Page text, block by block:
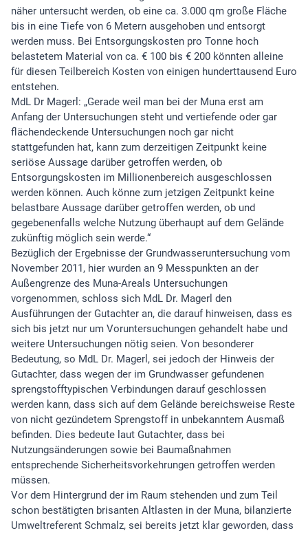
näher untersucht werden, ob eine ca. 3.000 qm große Fläche
bis in eine Tiefe von 6 Metern ausgehoben und entsorgt
werden muss. Bei Entsorgungskosten pro Tonne hoch
belastetem Material von ca. € 100 bis € 200 könnten alleine
für diesen Teilbereich Kosten von einigen hunderttausend Euro
entstehen.
MdL Dr Magerl: „Gerade weil man bei der Muna erst am
Anfang der Untersuchungen steht und vertiefende oder gar
flächendeckende Untersuchungen noch gar nicht
stattgefunden hat, kann zum derzeitigen Zeitpunkt keine
seriöse Aussage darüber getroffen werden, ob
Entsorgungskosten im Millionenbereich ausgeschlossen
werden können. Auch könne zum jetzigen Zeitpunkt keine
belastbare Aussage darüber getroffen werden, ob und
gegebenenfalls welche Nutzung überhaupt auf dem Gelände
zukünftig möglich sein werde.“
Bezüglich der Ergebnisse der Grundwasseruntersuchung vom
November 2011, hier wurden an 9 Messpunkten an der
Außengrenze des Muna-Areals Untersuchungen
vorgenommen, schloss sich MdL Dr. Magerl den
Ausführungen der Gutachter an, die darauf hinweisen, dass es
sich bis jetzt nur um Voruntersuchungen gehandelt habe und
weitere Untersuchungen nötig seien. Von besonderer
Bedeutung, so MdL Dr. Magerl, sei jedoch der Hinweis der
Gutachter, dass wegen der im Grundwasser gefundenen
sprengstofftypischen Verbindungen darauf geschlossen
werden kann, dass sich auf dem Gelände bereichsweise Reste
von nicht gezündetem Sprengstoff in unbekanntem Ausmaß
befinden. Dies bedeute laut Gutachter, dass bei
Nutzungsänderungen sowie bei Baumaßnahmen
entsprechende Sicherheitsvorkehrungen getroffen werden
müssen.
Vor dem Hintergrund der im Raum stehenden und zum Teil
schon bestätigten brisanten Altlasten in der Muna, bilanzierte
Umweltreferent Schmalz, sei bereits jetzt klar geworden, dass